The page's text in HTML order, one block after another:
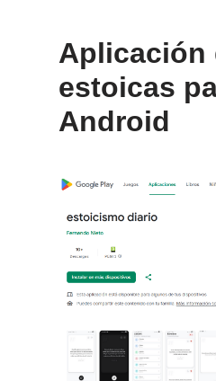
Aplicación
estoicas
Android